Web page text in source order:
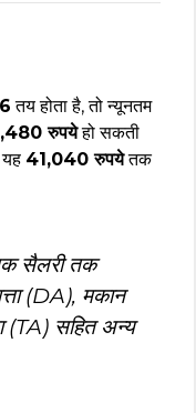
तय होता है, तो न्यूनतम
रुपयेहो सकती
यह 41,040 रुपयेतक
सैलरी तक
(DA), मकान
(TA) सहित अन्य